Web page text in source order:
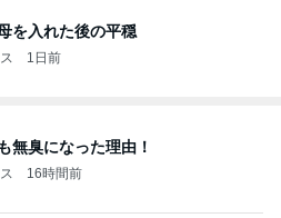
を入れた後の平穏
1日前
無臭になった理由！
16時間前